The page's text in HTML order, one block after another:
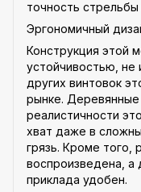
точность
Эргономичный
Конструкция этой
устойчивостью,
других винтовок
рынке.
реалистичности
хват даже в
грязь. Кроме того,
воспроизведена, а
приклада удобен.